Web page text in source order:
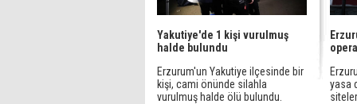
Yakutiye'de 1 kişi vurulmuş
halde bulundu
Erzurum'un Yakutiye ilçesinde bir
kişi, cami önünde silahla
vurulmuş halde ölü bulundu.
yasa